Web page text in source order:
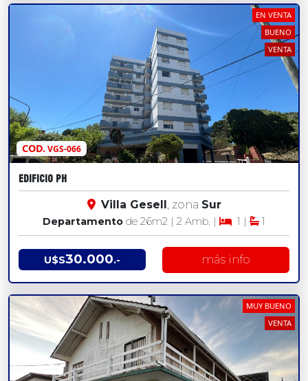
COD.VGS-066
EN VENTA
BUENO
VENTA
EDIFICIO PH
Villa Gesell , zona Sur
Departamento de 26m2 | 2 Amb. | 1 | 1
U$S30.000.- más info
MUY BUENO
VENTA